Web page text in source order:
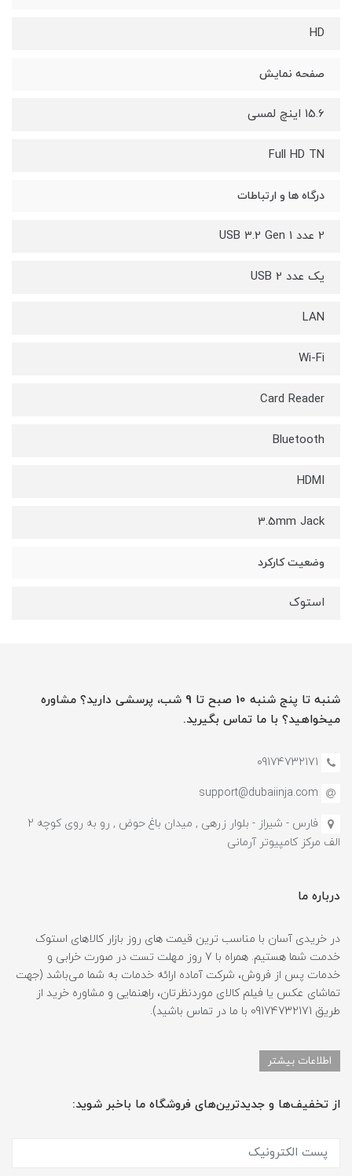
HD
صفحه نمایش
15.6 اینچ لمسی
Full HD TN
درگاه ها و ارتباطات
2 عدد USB 3.2 Gen 1
یک عدد USB 2
LAN
Wi-Fi
Card Reader
Bluetooth
HDMI
3.5mm Jack
وضعیت کارکرد
استوک
شنبه تا پنج شنبه 10 صبح تا 9 شب، پرسشی دارید؟ مشاوره
میخواهید؟ با ما تماس بگیرید.
09174732171
support@dubaiinja.com
فارس - شیراز - بلوار زرهی , میدان باغ حوض , رو به روی کوچه 2
الف مرکز کامپیوتر آرمانی
درباره ما
در خریدی آسان با مناسب ترین قیمت های روز بازار کالاهای استوک
خدمت شما هستیم. همراه با 7 روز مهلت تست در صورت خرابی و
خدمات پس از فروش، شرکت آماده ارائه خدمات به شما می‌باشد (جهت
تماشای عکس یا فیلم کالای موردنظرتان، راهنمایی و مشاوره خرید از
طریق 09174732171 با ما در تماس باشید).
اطلاعات بیشتر
از تخفیف‌ها و جدیدترین‌های فروشگاه ما باخبر شوید: